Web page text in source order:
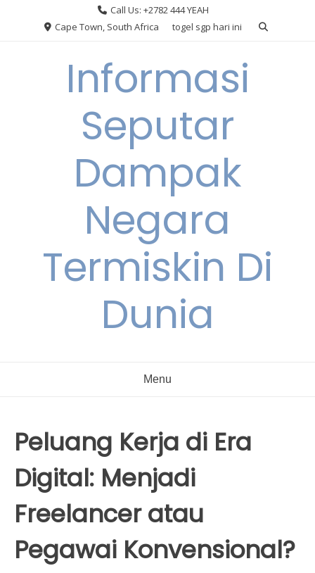
Call Us: +2782 444 YEAH
Cape Town, South Africa
togel sgp hari ini
Informasi
Seputar
Dampak
Negara
Termiskin Di
Dunia
Menu
Peluang Kerja di Era
Digital: Menjadi
Freelancer atau
Pegawai Konvensional?